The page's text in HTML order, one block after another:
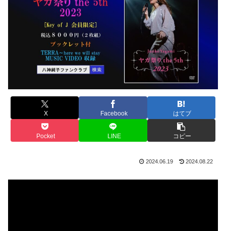
X Facebook はてブ
Pocket LINE コピー
2024.06.19 2024.08.22